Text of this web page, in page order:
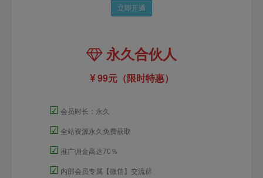
立即开通
永久合伙人
99元（限时特惠）
☑ 会员时长：永久
☑ 全站资源永久免费获取
☑ 推广佣金高达70％
☑ 内部会员专属【微信】交流群